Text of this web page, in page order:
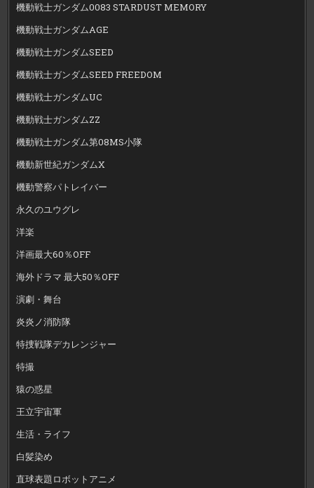
機動戦士ガンダム0083 STARDUST MEMORY
機動戦士ガンダムAGE
機動戦士ガンダムSEED
機動戦士ガンダムSEED FREEDOM
機動戦士ガンダムUC
機動戦士ガンダムZZ
機動戦士ガンダム第08MS小隊
機動新世紀ガンダムX
機動警察パトレイバー
永久のユウグレ
洋楽
洋画最大60％OFF
海外ドラマ 最大50％OFF
演劇・舞台
炎炎ノ消防隊
特捜戦隊デカレンジャー
特撮
猿の惑星
王立宇宙軍
生活・ライフ
白髪染め
直球表題ロボットアニメ